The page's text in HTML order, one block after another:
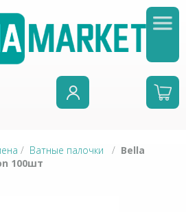
/ Ватные палочки / Bella
100шт